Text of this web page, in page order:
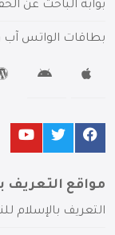
بوابة الباحث عن
بطاقات الواتس آب
مواقع التعريف
التعريف بالإسلام